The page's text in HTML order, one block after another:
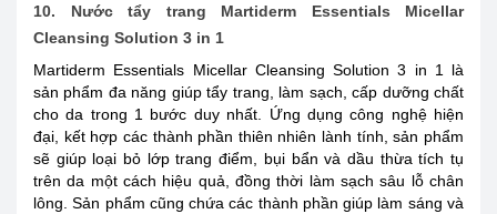
10. Nước tẩy trang Martiderm Essentials Micellar
Cleansing Solution 3 in 1
Martiderm Essentials Micellar Cleansing Solution 3 in 1 là
sản phẩm đa năng giúp tẩy trang, làm sạch, cấp dưỡng chất
cho da trong 1 bước duy nhất. Ứng dụng công nghệ hiện
đại, kết hợp các thành phần thiên nhiên lành tính, sản phẩm
sẽ giúp loại bỏ lớp trang điểm, bụi bẩn và dầu thừa tích tụ
trên da một cách hiệu quả, đồng thời làm sạch sâu lỗ chân
lông. Sản phẩm cũng chứa các thành phần giúp làm sáng và